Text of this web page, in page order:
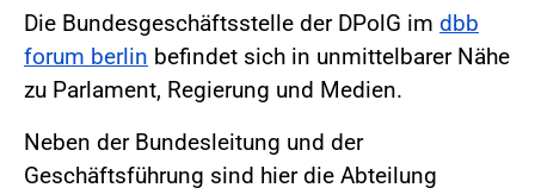
Die Bundesgeschäftsstelle der DPolG im dbb
forum berlin befindet sich in unmittelbarer Nähe
zu Parlament, Regierung und Medien.
Neben der Bundesleitung und der
Geschäftsführung sind hier die Abteilung